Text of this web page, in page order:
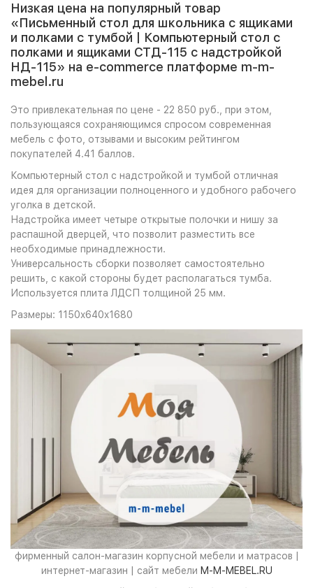
Низкая цена на популярный товар
«Письменный стол для школьника с ящиками
и полками с тумбой | Компьютерный стол с
полками и ящиками СТД-115 с надстройкой
НД-115» на e-commerce платформе m-m-
mebel.ru
Это привлекательная по цене - 22 850 руб., при этом,
пользующаяся сохраняющимся спросом современная
мебель с фото, отзывами и высоким рейтингом
покупателей 4.41 баллов.
Компьютерный стол с надстройкой и тумбой отличная
идея для организации полноценного и удобного рабочего
уголка в детской.
Надстройка имеет четыре открытые полочки и нишу за
распашной дверцей, что позволит разместить все
необходимые принадлежности.
Универсальность сборки позволяет самостоятельно
решить, с какой стороны будет располагаться тумба.
Используется плита ЛДСП толщиной 25 мм.
Размеры: 1150x640x1680
фирменный салон-магазин корпусной мебели и матрасов |
интернет-магазин | сайт мебели M-M-MEBEL.RU